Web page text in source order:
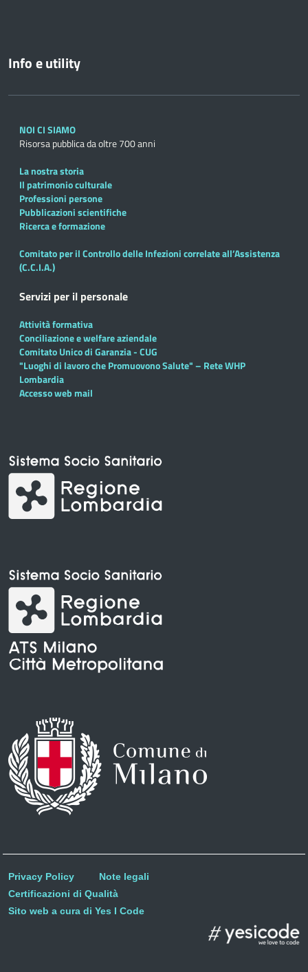
Info e utility
NOI CI SIAMO
Risorsa pubblica da oltre 700 anni
La nostra storia
Il patrimonio culturale
Professioni persone
Pubblicazioni scientifiche
Ricerca e formazione
Comitato per il Controllo delle Infezioni correlate all’Assistenza
(C.C.I.A.)
Servizi per il personale
Attività formativa
Conciliazione e welfare aziendale
Comitato Unico di Garanzia - CUG
"Luoghi di lavoro che Promuovono Salute" – Rete WHP
Lombardia
Accesso web mail
Privacy Policy
Note legali
Certificazioni di Qualità
Sito web a cura di Yes I Code